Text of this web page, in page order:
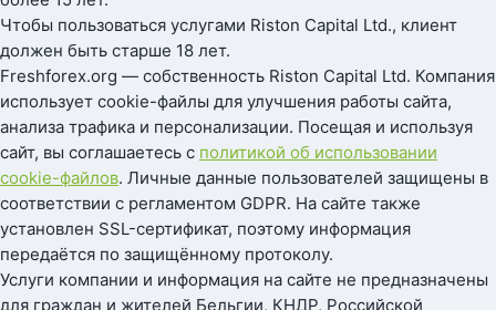
Чтобы пользоваться услугами Riston Capital Ltd., клиент
должен быть старше 18 лет.
Freshforex.org — собственность Riston Capital Ltd. Компания
использует cookie-файлы для улучшения работы сайта,
анализа трафика и персонализации. Посещая и используя
сайт, вы соглашаетесь с политикой об использовании
cookie-файлов. Личные данные пользователей защищены в
соответствии с регламентом GDPR. На сайте также
установлен SSL-сертификат, поэтому информация
передаётся по защищённому протоколу.
Услуги компании и информация на сайте не предназначены
для граждан и жителей Бельгии, КНДР, Российской